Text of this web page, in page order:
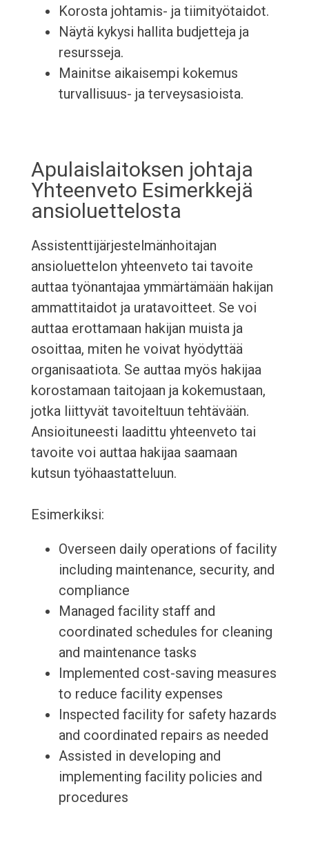
Korosta johtamis- ja tiimityötaidot.
Näytä kykysi hallita budjetteja ja
resursseja.
Mainitse aikaisempi kokemus
turvallisuus- ja terveysasioista.
Apulaislaitoksen johtaja
Yhteenveto Esimerkkejä
ansioluettelosta
Assistenttijärjestelmänhoitajan
ansioluettelon yhteenveto tai tavoite
auttaa työnantajaa ymmärtämään hakijan
ammattitaidot ja uratavoitteet. Se voi
auttaa erottamaan hakijan muista ja
osoittaa, miten he voivat hyödyttää
organisaatiota. Se auttaa myös hakijaa
korostamaan taitojaan ja kokemustaan,
jotka liittyvät tavoiteltuun tehtävään.
Ansioituneesti laadittu yhteenveto tai
tavoite voi auttaa hakijaa saamaan
kutsun työhaastatteluun.
Esimerkiksi:
Overseen daily operations of facility
including maintenance, security, and
compliance
Managed facility staff and
coordinated schedules for cleaning
and maintenance tasks
Implemented cost-saving measures
to reduce facility expenses
Inspected facility for safety hazards
and coordinated repairs as needed
Assisted in developing and
implementing facility policies and
procedures